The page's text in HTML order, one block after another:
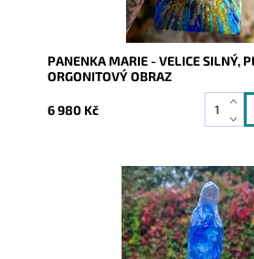
PANENKA MARIE - VELICE SILNÝ,
ORGONITOVÝ OBRAZ
6 980 Kč
Skladem
10408